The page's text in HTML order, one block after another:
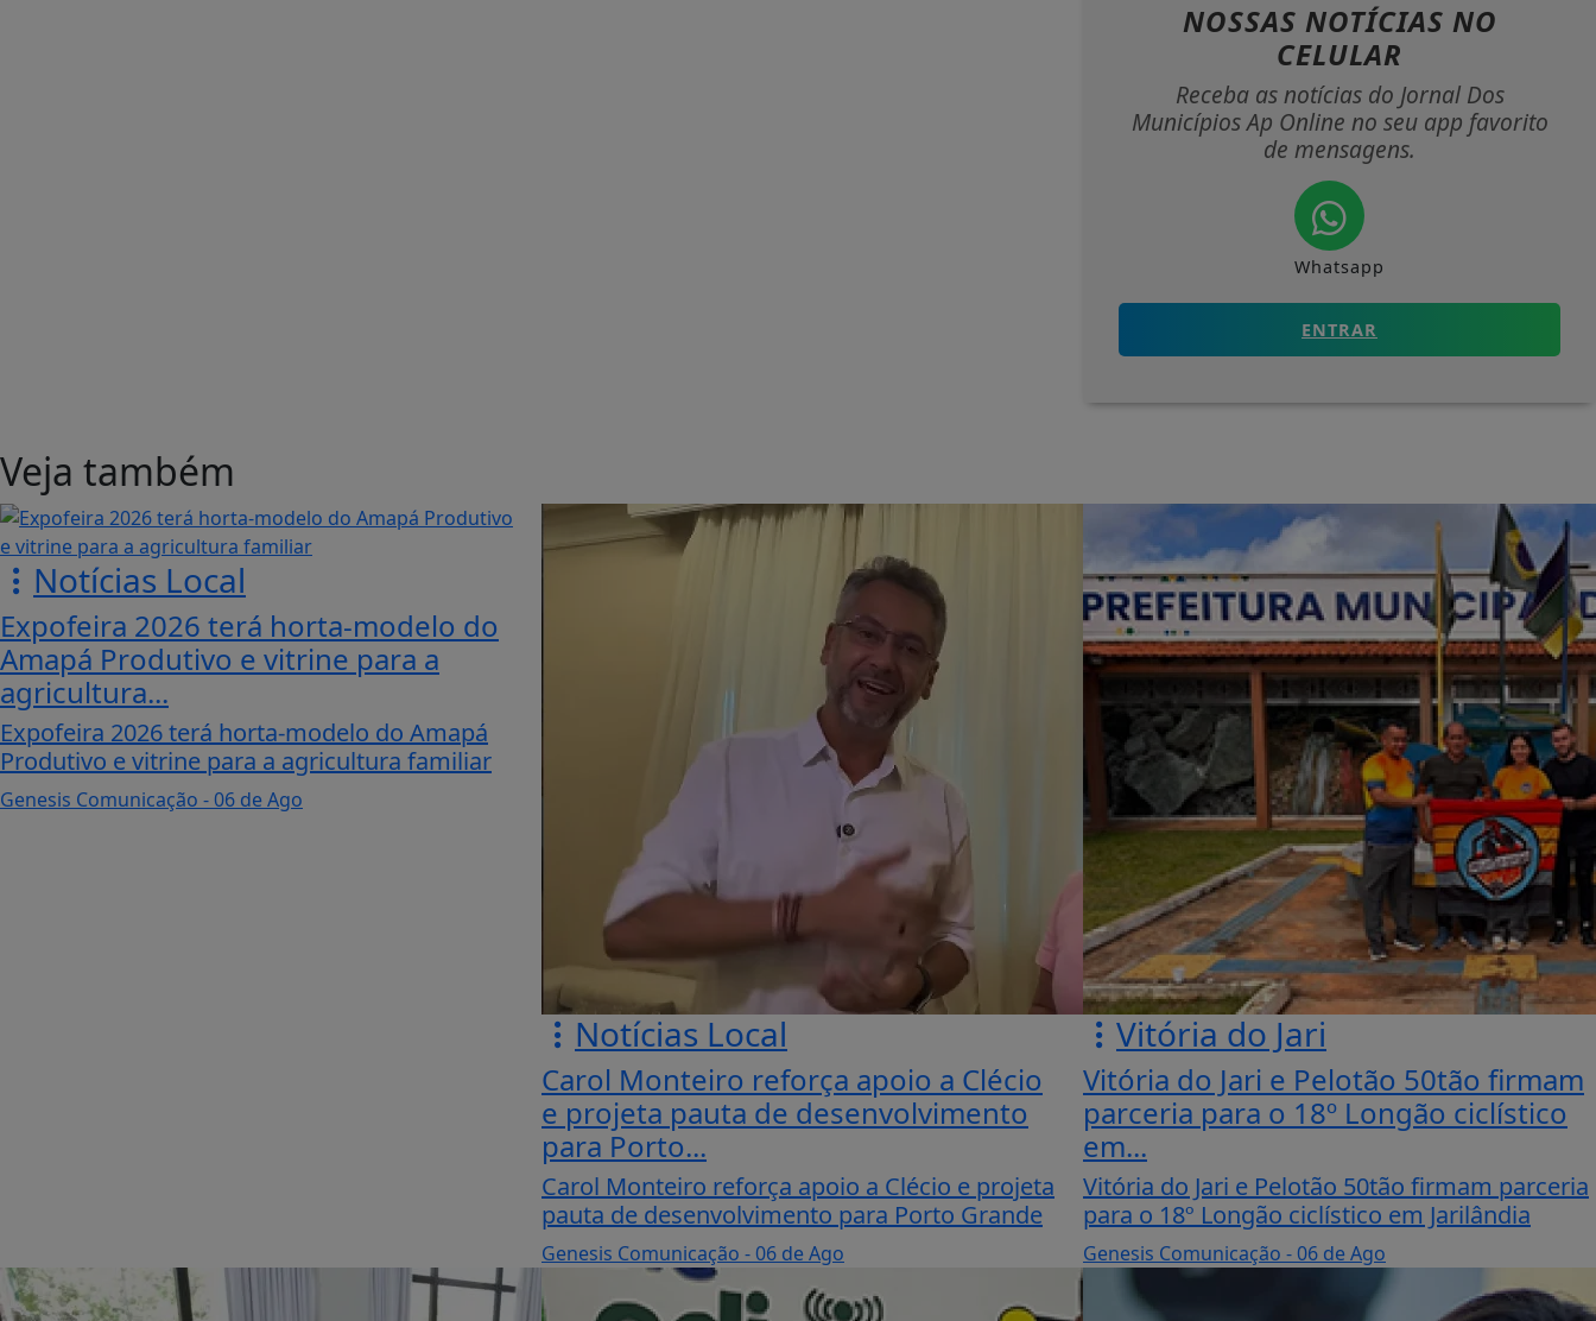
NOSSAS NOTÍCIAS NO
CELULAR
Receba as notícias do Jornal Dos
Municípios Ap Online no seu app favorito
de mensagens.
Whatsapp
ENTRAR
Veja também
Notícias Local
Expofeira 2026 terá horta-modelo do
Amapá Produtivo e vitrine para a
agricultura...
Expofeira 2026 terá horta-modelo do Amapá
Produtivo e vitrine para a agricultura familiar
Genesis Comunicação - 06 de Ago
Notícias Local
Carol Monteiro reforça apoio a Clécio
e projeta pauta de desenvolvimento
para Porto...
Carol Monteiro reforça apoio a Clécio e projeta
pauta de desenvolvimento para Porto Grande
Genesis Comunicação - 06 de Ago
Vitória do Jari
Vitória do Jari e Pelotão 50tão firmam
parceria para o 18º Longão ciclístico
em...
Vitória do Jari e Pelotão 50tão firmam parceria
para o 18º Longão ciclístico em Jarilândia
Genesis Comunicação - 06 de Ago